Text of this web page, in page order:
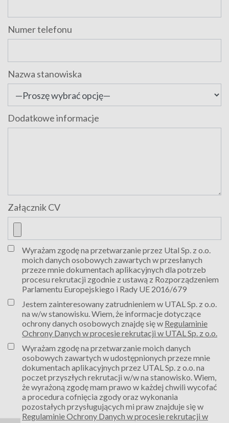
Numer telefonu
Nazwa stanowiska
Dodatkowe informacje
Załącznik CV
Wyrażam zgodę na przetwarzanie przez Utal Sp. z o.o.
moich danych osobowych zawartych w przesłanych
przeze mnie dokumentach aplikacyjnych dla potrzeb
procesu rekrutacji zgodnie z ustawą z Rozporządzeniem
Parlamentu Europejskiego i Rady UE 2016/679
Jestem zainteresowany zatrudnieniem w UTAL Sp. z o.o.
na w/w stanowisku. Wiem, że informacje dotyczące
ochrony danych osobowych znajdę się w Regulaminie
Ochrony Danych w procesie rekrutacji w UTAL Sp. z o.o.
Wyrażam zgodę na przetwarzanie moich danych
osobowych zawartych w udostępnionych przeze mnie
dokumentach aplikacyjnych przez UTAL Sp. z o.o. na
poczet przyszłych rekrutacji w/w na stanowisko. Wiem,
że wyrażoną zgodę mam prawo w każdej chwili wycofać
a procedura cofnięcia zgody oraz wykonania
pozostałych przysługujących mi praw znajduje się w
Regulaminie Ochrony Danych w procesie rekrutacji w